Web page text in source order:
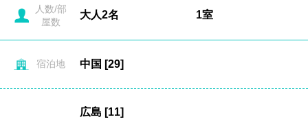
人数/部
屋数
宿泊地